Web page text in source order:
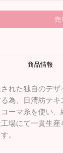
売
商品情報
れた独自のデ
為、日清紡テ
ーマ糸を使い
場にて一貫生
。